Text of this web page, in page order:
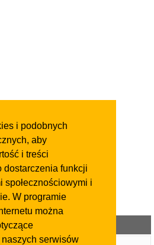
i podobnych
aby
i treści
dostarczenia funkcji
społecznościowymi i
W programie
można
serwisów
ogłoszeń